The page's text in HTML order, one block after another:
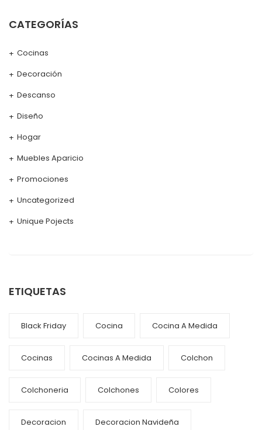
CATEGORÍAS
Cocinas
Decoración
Descanso
Diseño
Hogar
Muebles Aparicio
Promociones
Uncategorized
Unique Pojects
ETIQUETAS
Black Friday Cocina Cocina A Medida
Cocinas Cocinas A Medida Colchon
Colchoneria Colchones Colores
Decoracion Decoracion Navideña